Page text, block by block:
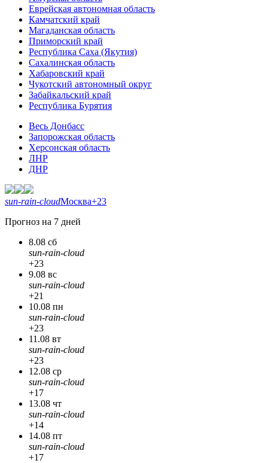
Еврейская автономная область
Камчатский край
Магаданская область
Приморский край
Республика Саха (Якутия)
Сахалинская область
Хабаровский край
Чукотский автономный округ
Забайкальский край
Республика Бурятия
Весь Донбасс
Запорожская область
Херсонская область
ЛНР
ДНР
sun-rain-cloudМосква+23
Прогноз на 7 дней
8.08 сб
sun-rain-cloud
+23
9.08 вс
sun-rain-cloud
+21
10.08 пн
sun-rain-cloud
+23
11.08 вт
sun-rain-cloud
+23
12.08 ср
sun-rain-cloud
+17
13.08 чт
sun-rain-cloud
+14
14.08 пт
sun-rain-cloud
+17